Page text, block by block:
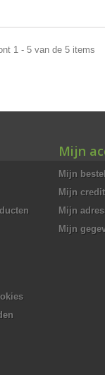
1 - 5 van de 5 items
Mijn
Mijn
Mijn
Mijn
Mijn